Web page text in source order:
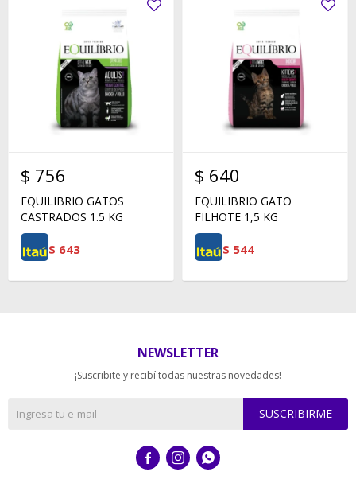
$ 756
EQUILIBRIO GATOS
CASTRADOS 1.5 KG
$ 643
$ 640
EQUILIBRIO GATO
FILHOTE 1,5 KG
$ 544
NEWSLETTER
¡Suscribite y recibí todas nuestras novedades!
SUSCRIBIRME
  